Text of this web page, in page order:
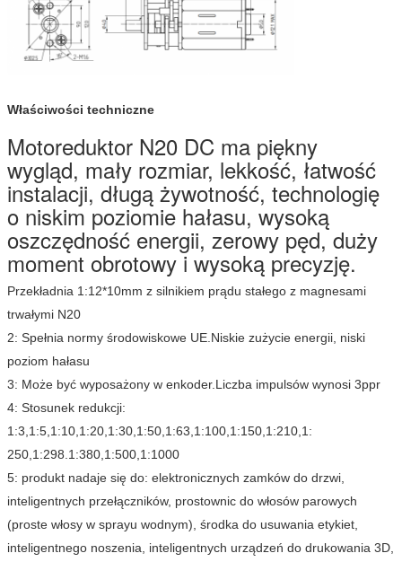
Właściwości techniczne
Motoreduktor N20 DC ma piękny
wygląd, mały rozmiar, lekkość, łatwość
instalacji, długą żywotność, technologię
o niskim poziomie hałasu, wysoką
oszczędność energii, zerowy pęd, duży
moment obrotowy i wysoką precyzję.
Przekładnia 1:12*10mm z silnikiem prądu stałego z magnesami
trwałymi N20
2: Spełnia normy środowiskowe UE.Niskie zużycie energii, niski
poziom hałasu
3: Może być wyposażony w enkoder.Liczba impulsów wynosi 3ppr
4: Stosunek redukcji:
1:3,1:5,1:10,1:20,1:30,1:50,1:63,1:100,1:150,1:210,1:
250,1:298.1:380,1:500,1:1000
5: produkt nadaje się do: elektronicznych zamków do drzwi,
inteligentnych przełączników, prostownic do włosów parowych
(proste włosy w sprayu wodnym), środka do usuwania etykiet,
inteligentnego noszenia, inteligentnych urządzeń do drukowania 3D,